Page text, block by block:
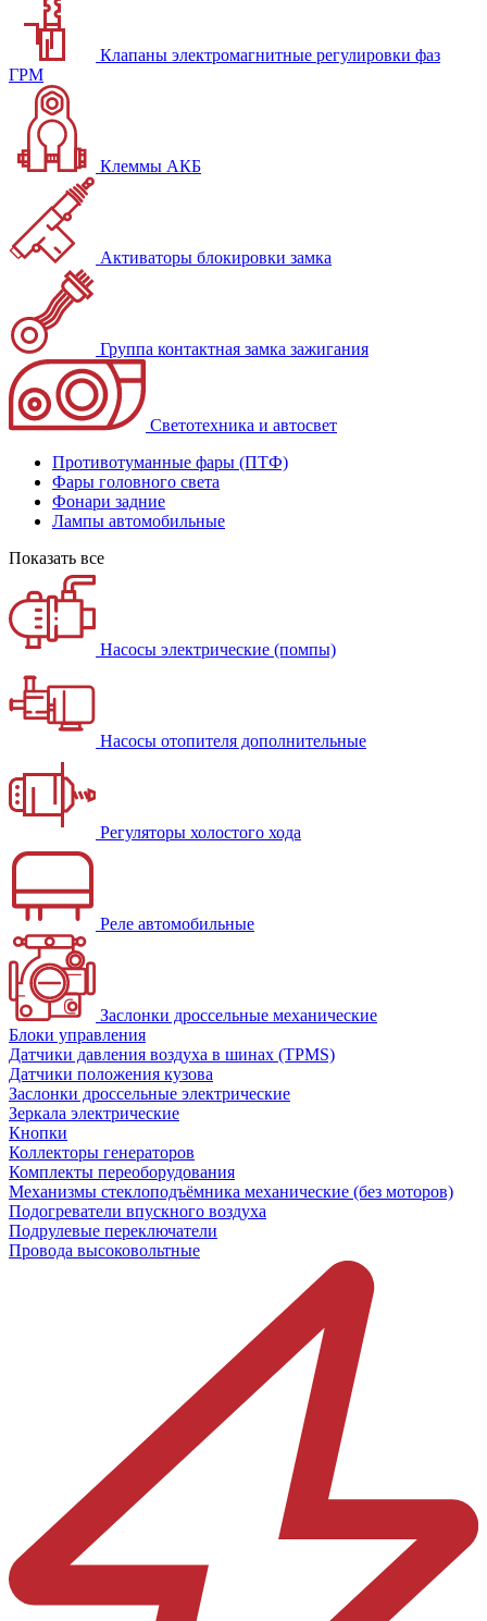
Клапаны электромагнитные регулировки фаз
ГРМ
Клеммы АКБ
Активаторы блокировки замка
Группа контактная замка зажигания
Светотехника и автосвет
Противотуманные фары (ПТФ)
Фары головного света
Фонари задние
Лампы автомобильные
Показать все
Насосы электрические (помпы)
Насосы отопителя дополнительные
Регуляторы холостого хода
Реле автомобильные
Заслонки дроссельные механические
Блоки управления
Датчики давления воздуха в шинах (TPMS)
Датчики положения кузова
Заслонки дроссельные электрические
Зеркала электрические
Кнопки
Коллекторы генераторов
Комплекты переоборудования
Механизмы стеклоподъёмника механические (без моторов)
Подогреватели впускного воздуха
Подрулевые переключатели
Провода высоковольтные